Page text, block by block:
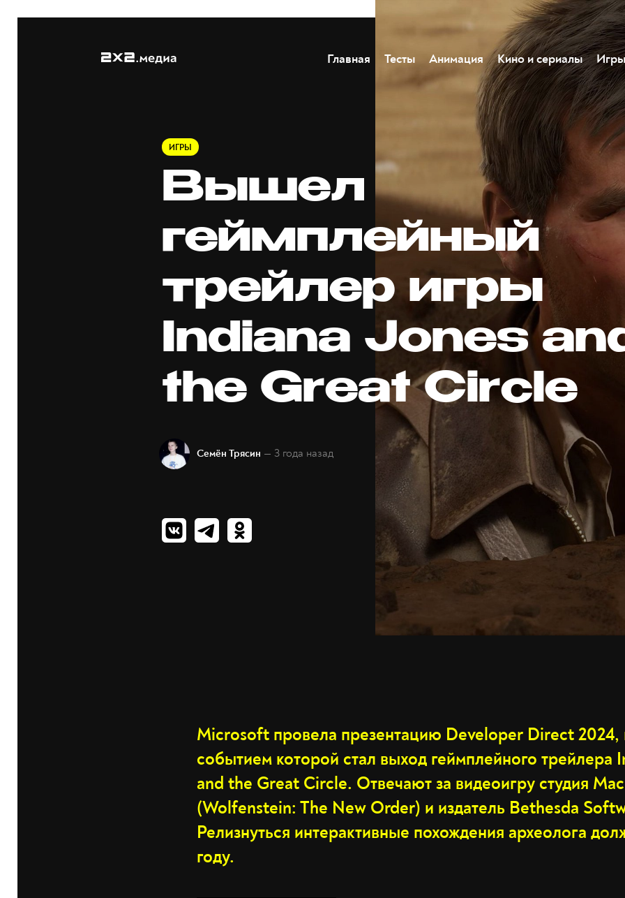
Главная Тесты Анимация Кино и сериалы Игры
ИГРЫ
Вышел
геймплейный
трейлер игры
Indiana Jones
the Great Circle
Семён Трясин — 3 года назад
Microsoft провела презентацию Developer Direct 2024,
событием которой стал выход геймплейного трейлера
and the Great Circle. Отвечают за видеоигру студия
(Wolfenstein: The New Order) и издатель Bethesda
Релизнуться интерактивные похождения археолога
году.